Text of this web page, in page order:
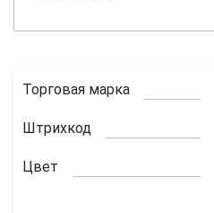
Торговая марка
Штрихкод
Цвет